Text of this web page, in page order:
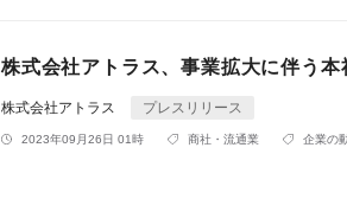
株式会社アトラス、事業拡大に伴う本
株式会社アトラス プレスリリース
2023年09月26日 01時 商社・流通業 企業の